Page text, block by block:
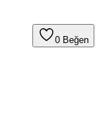
0 Beğen